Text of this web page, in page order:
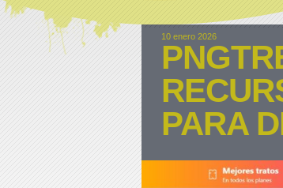
10 enero 2026
PARA